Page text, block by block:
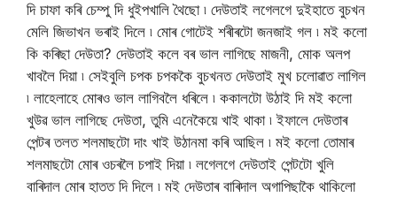
দি চাফা কৰি চেম্পু দি ধুইপখালি থৈছো ৷ দেউতাই লগেলগে দুইহাতে বুচখন
মেলি জিভাখন ভৰাই দিলে ৷ মোৰ গোটেই শৰীৰটো জনজাই গল ৷ মই কলো
কি কৰিছা দেউতা? দেউতাই কলে বৰ ভাল লাগিছে মাজনী, মোক অলপ
খাবলৈ দিয়া ৷ সেইবুলি চপক চপককৈ বুচখনত দেউতাই মুখ চলোৱাত লাগিল
৷ লাহেলাহে মোৰও ভাল লাগিবলৈ ধৰিলে ৷ ককালটো উঠাই দি মই কলো
খুউৱ ভাল লাগিছে দেউতা, তুমি এনেকৈয়ে খাই থাকা ৷ ইফালে দেউতাৰ
পেন্টৰ তলত শলমাছটো দাং খাই উঠানমা কৰি আছিল ৷ মই কলো তোমাৰ
শলমাছটো মোৰ ওচৰলৈ চপাই দিয়া ৷ লগেলগে দেউতাই পেন্টটো খুলি
বাৰিদাল মোৰ হাতত দি দিলে ৷ মই দেউতাৰ বাৰিদাল অগাপিছাকৈ থাকিলো